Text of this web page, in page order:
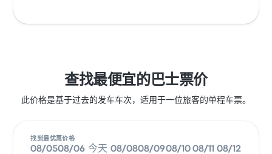
查找最便宜的巴士票价
此价格是基于过去的发车车次，适用于一位旅客的单程车票。
找到最优惠价格
08/0508/06 今天 08/0808/0908/10 08/11 08/12